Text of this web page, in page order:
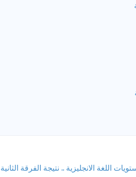
اللغة الانجليزية .. نتيجة الفرقة